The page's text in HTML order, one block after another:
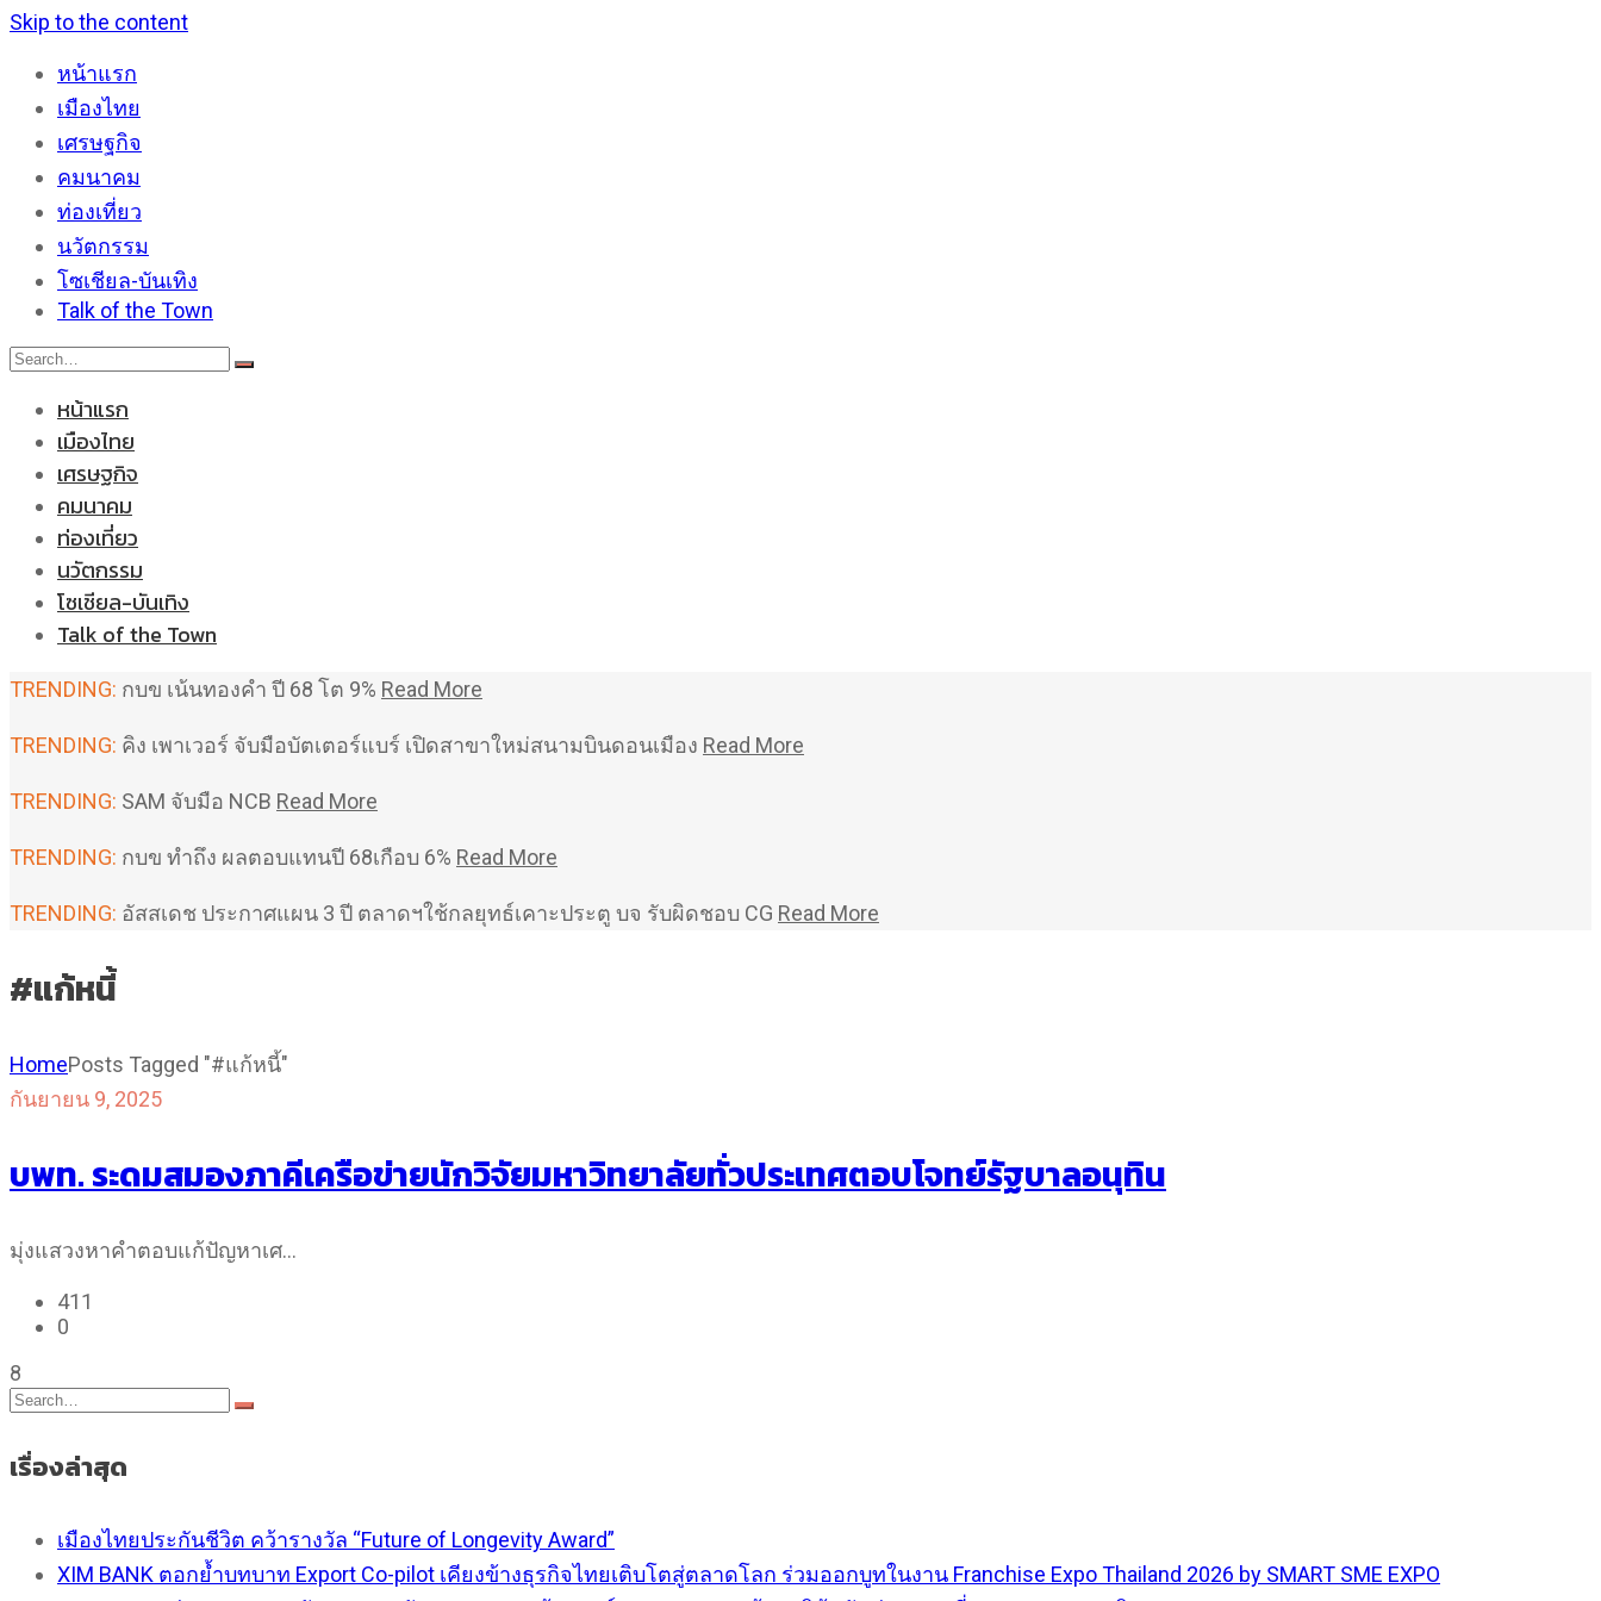
Skip to the content
หน้าแรก
เมืองไทย
เศรษฐกิจ
คมนาคม
ท่องเที่ยว
นวัตกรรม
โซเชียล-บันเทิง
Talk of the Town
หน้าแรก
เมืองไทย
เศรษฐกิจ
คมนาคม
ท่องเที่ยว
นวัตกรรม
โซเชียล-บันเทิง
Talk of the Town
TRENDING: กบข เน้นทองคำ ปี 68 โต 9% Read More
TRENDING: คิง เพาเวอร์ จับมือบัตเตอร์แบร์ เปิดสาขาใหม่สนามบินดอนเมือง Read More
TRENDING: SAM จับมือ NCB Read More
TRENDING: กบข ทำถึง ผลตอบแทนปี 68เกือบ 6% Read More
TRENDING: อัสสเดช ประกาศแผน 3 ปี ตลาดฯใช้กลยุทธ์เคาะประตู บจ รับผิดชอบ CG Read More
#แก้หนี้
HomePosts Tagged "#แก้หนี้"
กันยายน 9, 2025
บพท. ระดมสมองภาคีเครือข่ายนักวิจัยมหาวิทยาลัยทั่วประเทศตอบโจทย์รัฐบาลอนุทิน
มุ่งแสวงหาคำตอบแก้ปัญหาเศ…
411
0
8
เรื่องล่าสุด
เมืองไทยประกันชีวิต คว้ารางวัล “Future of Longevity Award”
XIM BANK ตอกย้ำบทบาท Export Co-pilot เคียงข้างธุรกิจไทยเติบโตสู่ตลาดโลก ร่วมออกบูทในงาน Franchise Expo Thailand 2026 by SMART SME EXPO